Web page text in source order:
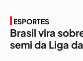
ESPORTES
Brasil vira
semi da Liga